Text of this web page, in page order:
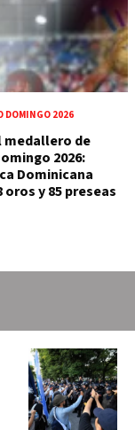
DOMINGO 2026
medallero de
2026:
Dominicana
oros y 85 preseas